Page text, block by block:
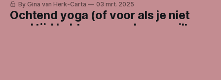
By Gina van Herk-Carta 03 mrt. 2025
Ochtend yoga (of voor als je niet
veel tijd hebt, maar wel even wilt